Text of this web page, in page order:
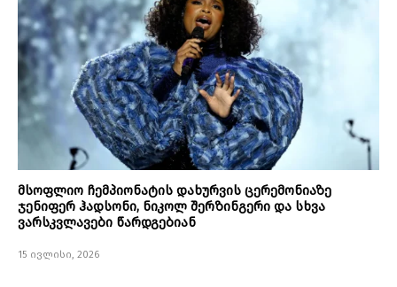
მსოფლიო ჩემპიონატის დახურვის ცერემონიაზე
ჯენიფერ ჰადსონი, ნიკოლ შერზინგერი და სხვა
ვარსკვლავები წარდგებიან
15 ივლისი, 2026